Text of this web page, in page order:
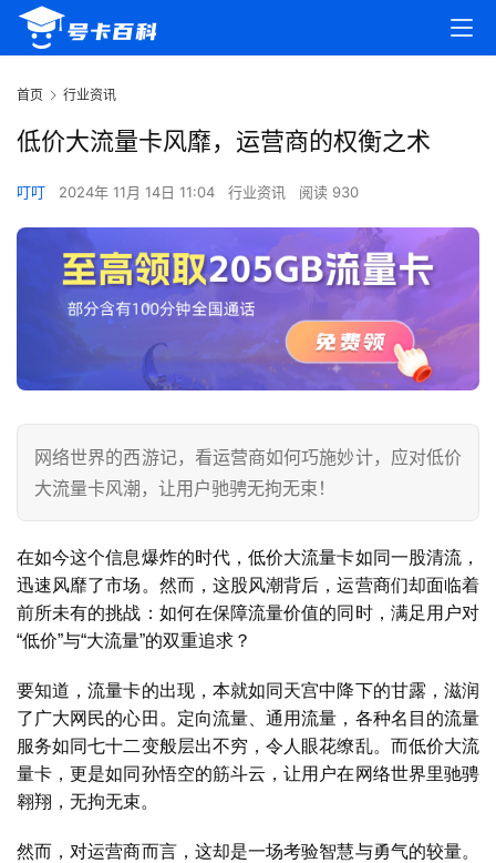
首页 行业资讯
低价大流量卡风靡，运营商的权衡之术
叮叮 2024年 11月 14日 11:04 行业资讯 阅读 930
网络世界的西游记，看运营商如何巧施妙计，应对低价
大流量卡风潮，让用户驰骋无拘无束！
在如今这个信息爆炸的时代，低价大流量卡如同一股清流，
迅速风靡了市场。然而，这股风潮背后，运营商们却面临着
前所未有的挑战：如何在保障流量价值的同时，满足用户对
“低价”与“大流量”的双重追求？
要知道，流量卡的出现，本就如同天宫中降下的甘露，滋润
了广大网民的心田。定向流量、通用流量，各种名目的流量
服务如同七十二变般层出不穷，令人眼花缭乱。而低价大流
量卡，更是如同孙悟空的筋斗云，让用户在网络世界里驰骋
翱翔，无拘无束。
然而，对运营商而言，这却是一场考验智慧与勇气的较量。